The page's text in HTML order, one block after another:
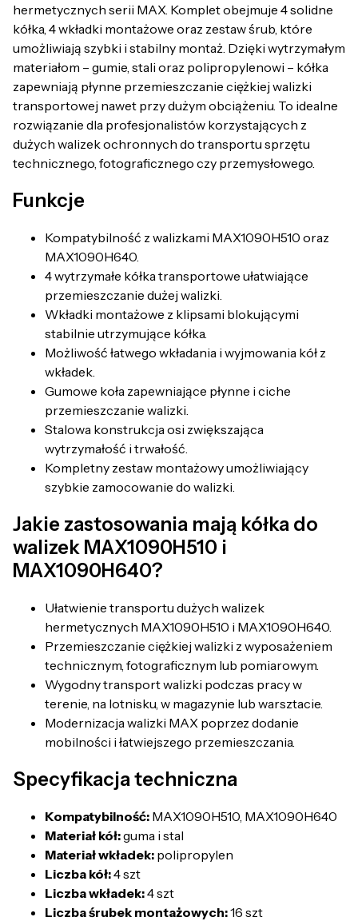
hermetycznych serii MAX. Komplet obejmuje 4 solidne
kółka, 4 wkładki montażowe oraz zestaw śrub, które
umożliwiają szybki i stabilny montaż. Dzięki wytrzymałym
materiałom – gumie, stali oraz polipropylenowi – kółka
zapewniają płynne przemieszczanie ciężkiej walizki
transportowej nawet przy dużym obciążeniu. To idealne
rozwiązanie dla profesjonalistów korzystających z
dużych walizek ochronnych do transportu sprzętu
technicznego, fotograficznego czy przemysłowego.
Funkcje
Kompatybilność z walizkami MAX1090H510 oraz
MAX1090H640.
4 wytrzymałe kółka transportowe ułatwiające
przemieszczanie dużej walizki.
Wkładki montażowe z klipsami blokującymi
stabilnie utrzymujące kółka.
Możliwość łatwego wkładania i wyjmowania kół z
wkładek.
Gumowe koła zapewniające płynne i ciche
przemieszczanie walizki.
Stalowa konstrukcja osi zwiększająca
wytrzymałość i trwałość.
Kompletny zestaw montażowy umożliwiający
szybkie zamocowanie do walizki.
Jakie zastosowania mają kółka do
walizek MAX1090H510 i
MAX1090H640?
Ułatwienie transportu dużych walizek
hermetycznych MAX1090H510 i MAX1090H640.
Przemieszczanie ciężkiej walizki z wyposażeniem
technicznym, fotograficznym lub pomiarowym.
Wygodny transport walizki podczas pracy w
terenie, na lotnisku, w magazynie lub warsztacie.
Modernizacja walizki MAX poprzez dodanie
mobilności i łatwiejszego przemieszczania.
Specyfikacja techniczna
Kompatybilność: MAX1090H510, MAX1090H640
Materiał kół:guma i stal
Materiał wkładek: polipropylen
Liczba kół:4 szt
Liczba wkładek:4 szt
Liczba śrubek montażowych:16 szt